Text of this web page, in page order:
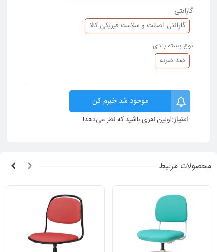
گارانتی
گارانتی اصالت و سلامت فیزیکی کالا
نوع بسته بندی
ضد ضربه
موجود شد خبرم کن
امتیاز:اولین نفری باشید که نظر می‌دهد!
محصولات مرتبط